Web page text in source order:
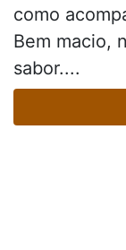
como
Bem macio,
sabor....